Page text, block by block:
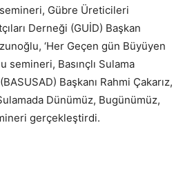
Gübre Üreticileri
Derneği (GUİD) Başkan
‘Her Geçen gün Büyüyen
semineri, Basınçlı Sulama
Başkanı Rahmi Çakarız,
Dünümüz, Bugünümüz,
gerçekleştirdi.